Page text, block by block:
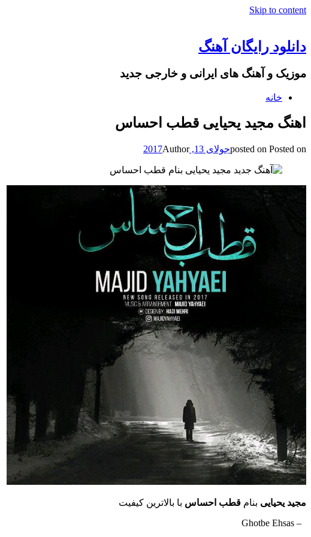
Skip to content
دانلود رایگان آهنگ
موزیک و آهنگ های ایرانی و خارجی جدید
خانه
اهنگ مجید یحیایی قطب احساس
posted on Posted on جولای 13, 2017 Author
مجید یحیایی بنام قطب احساس با بالاترین کیفیت
– Ghotbe Ehsas